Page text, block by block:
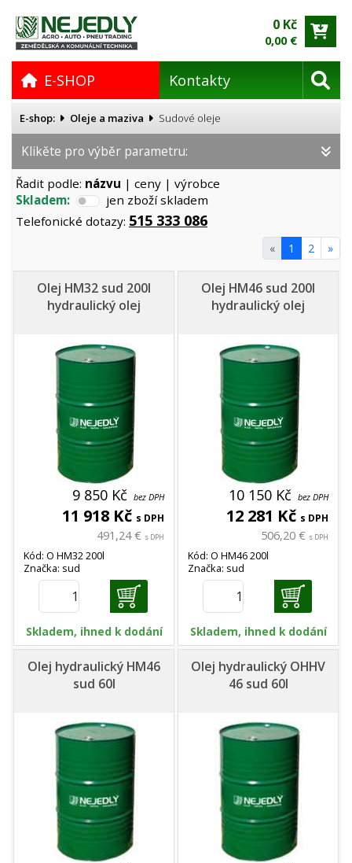
0 Kč
0,00 €
E-SHOP Kontakty
E-shop: Oleje a maziva Sudové oleje
Klikěte pro výběr parametru:
Řadit podle: názvu | ceny | výrobce
Skladem:
jen zboží skladem
Telefonické dotazy: 515 333 086
« 1 2 »
Olej HM32 sud 200l
hydraulický olej
9 850 Kč bez DPH
11 918 Kč s DPH
491,24 € s DPH
Kód: O HM32 200l
Značka: sud
Skladem, ihned k dodání
Olej HM46 sud 200l
hydraulický olej
10 150 Kč bez DPH
12 281 Kč s DPH
506,20 € s DPH
Kód: O HM46 200l
Značka: sud
Skladem, ihned k dodání
Olej hydraulický HM46
sud 60l
Olej hydraulický OHHV
46 sud 60l